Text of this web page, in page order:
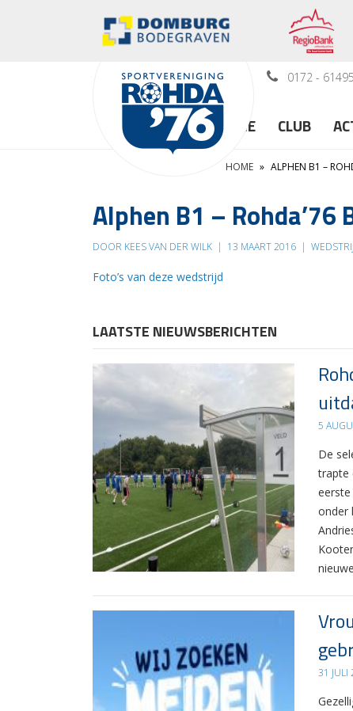
0172 -
HOME CLUB
HOME » ALPHEN B1 –
Alphen B1 – Rohda’76
DOOR KEES VAN DER WILK | 13 MAART 2016 |
Foto’s van deze wedstrijd
LAATSTE NIEUWSBERICHTEN
5
De
trapte
onder
31 JULI